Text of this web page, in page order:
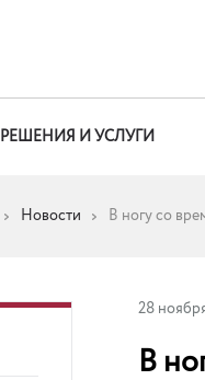
РЕШЕНИЯ И УСЛУГИ
Новости В ногу со
28
В